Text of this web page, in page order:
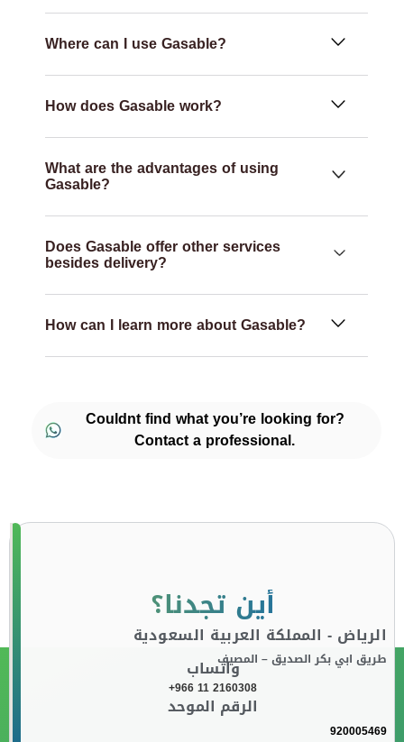
Where can I use Gasable?
How does Gasable work?
What are the advantages of using
Gasable?
Does Gasable offer other services
besides delivery?
How can I learn more about Gasable?
Couldnt find what you’re looking for?
Contact a professional.
أين تجدنا؟
الرياض - المملكة العربية السعودية
طريق ابي بكر الصديق – المصيفواتساب
+966 11 2160308
الرقم الموحد
920005469